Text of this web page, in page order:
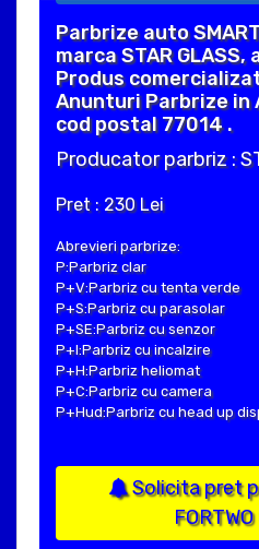
Parbrize auto
marca STAR
Produs
Anunturi Parbrize in
cod postal 77014 .
Producator parbriz :
Pret : 230 Lei
Abrevieri parbrize:
P:Parbriz clar
P+V:Parbriz cu tenta verde
P+S:Parbriz cu parasolar
P+SE:Parbriz cu senzor
P+I:Parbriz cu incalzire
P+H:Parbriz heliomat
P+C:Parbriz cu camera
P+Hud:Parbriz cu head up
Solicita pret